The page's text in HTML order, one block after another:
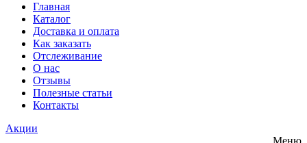
Главная
Каталог
Доставка и оплата
Как заказать
Отслеживание
О нас
Отзывы
Полезные статьи
Контакты
Акции
Меню